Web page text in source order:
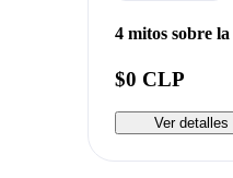
4 mitos sobre
$0 CLP
Ver detalles